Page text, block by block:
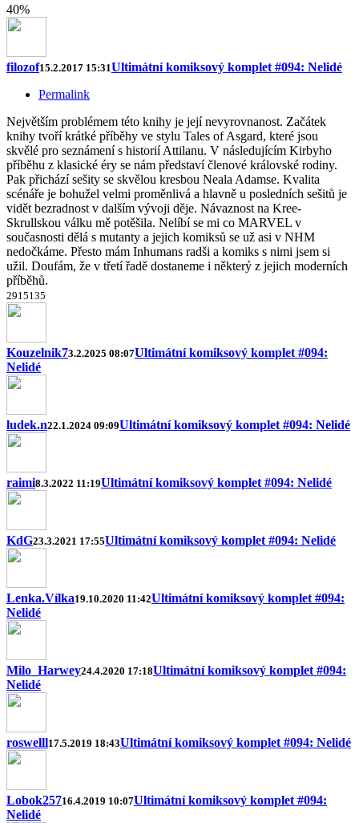
40%
filozof15.2.2017 15:31Ultimátní komiksový komplet #094: Nelidé
Permalink
Největším problémem této knihy je její nevyrovnanost. Začátek
knihy tvoří krátké příběhy ve stylu Tales of Asgard, které jsou
skvělé pro seznámení s historií Attilanu. V následujícím Kirbyho
příběhu z klasické éry se nám představí členové královské rodiny.
Pak přichází sešity se skvělou kresbou Neala Adamse. Kvalita
scénáře je bohužel velmi proměnlivá a hlavně u posledních sešitů je
vidět bezradnost v dalším vývoji děje. Návaznost na Kree-
Skrullskou válku mě potěšila. Nelíbí se mi co MARVEL v
současnosti dělá s mutanty a jejich komiksů se už asi v NHM
nedočkáme. Přesto mám Inhumans radši a komiks s nimi jsem si
užil. Doufám, že v třetí řadě dostaneme i některý z jejich moderních
příběhů.
2915135
Kouzelnik73.2.2025 08:07Ultimátní komiksový komplet #094:
Nelidé
ludek.n22.1.2024 09:09Ultimátní komiksový komplet #094: Nelidé
raimi8.3.2022 11:19Ultimátní komiksový komplet #094: Nelidé
KdG23.3.2021 17:55Ultimátní komiksový komplet #094: Nelidé
Lenka.Vílka19.10.2020 11:42Ultimátní komiksový komplet #094:
Nelidé
Milo_Harwey24.4.2020 17:18Ultimátní komiksový komplet #094:
Nelidé
roswelll17.5.2019 18:43Ultimátní komiksový komplet #094: Nelidé
Lobok25716.4.2019 10:07Ultimátní komiksový komplet #094:
Nelidé